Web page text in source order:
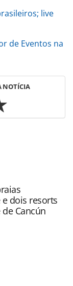
live
de Eventos na
NOTÍCIA
2020/10/
na
sobre direito
da
dois resorts
Cancún